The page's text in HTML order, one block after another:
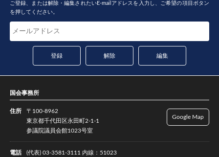
ご登録、または解除・編集されたいE-mailアドレスを入力し、ご希望の項目ボタン
を押してください。
国会事務所
住所
〒100-8962
東京都千代田区永田町2-1-1
参議院議員会館1023号室
電話 (代表) 03-3581-3111 内線：51023
Google Map